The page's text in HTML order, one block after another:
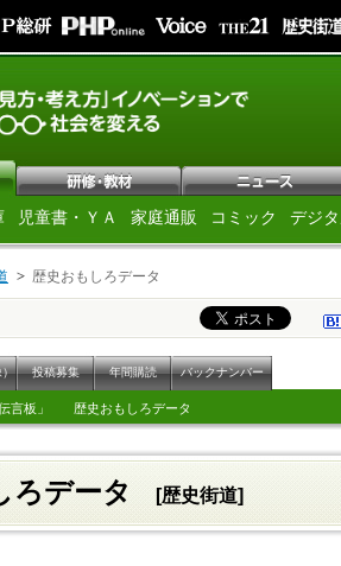
児童書・ＹＡ 家庭通販 コミック デジ
歴史おもしろデータ
） 投稿募集 年間購読 バックナンバー
言板」 歴史おもしろデータ
ろデータ [歴史街道]